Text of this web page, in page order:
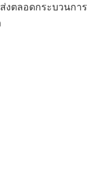
งตลอดกระบวนการ